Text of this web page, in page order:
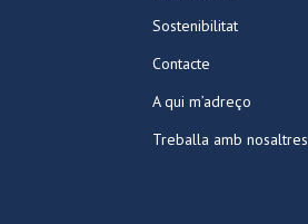
Sostenibilitat
Contacte
A qui m’adreço
Treballa amb nosaltres